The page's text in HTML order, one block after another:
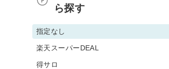
ら探す
指定なし
楽天スーパーDEAL
得サロ